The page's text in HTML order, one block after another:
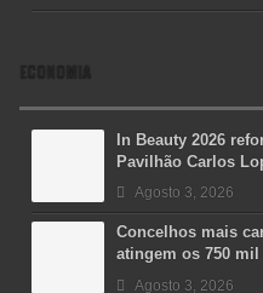
ECONOMIA
In Beauty 2026
Pavilhão Carlos
Agosto 3, 2026
Concelhos mais
atingem os 750 mil
Agosto 3, 2026